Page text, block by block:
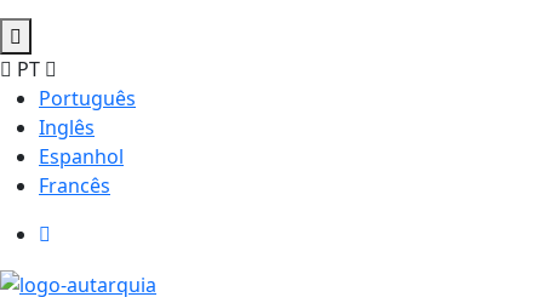
PT
Português
Inglês
Espanhol
Francês